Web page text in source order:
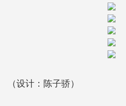
（设计：陈子骄）